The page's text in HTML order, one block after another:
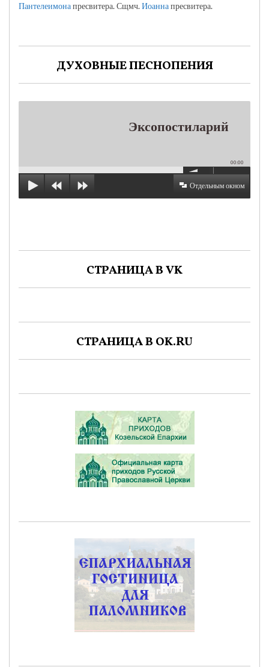
Пантелеимонапресвитера. Сщмч.Иоаннапресвитера.
ДУХОВНЫЕ ПЕСНОПЕНИЯ
Эксопостиларий
00:00
Отдельным окном
СТРАНИЦА В VK
СТРАНИЦА В OK.RU